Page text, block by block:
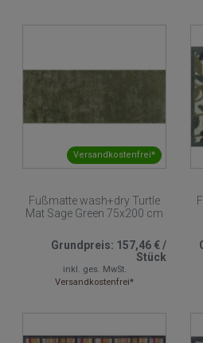
Versandkostenfrei*
Fußmatte wash+dry Turtle
Mat Sage Green 75x200 cm
Grundpreis: 157,46 €/
Stück
inkl. ges. MwSt.
Versandkostenfrei*